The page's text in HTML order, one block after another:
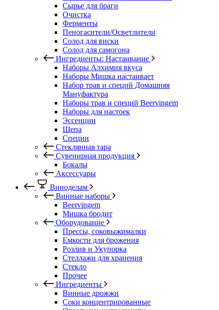
Сырье для браги
Очистка
Ферменты
Пеногасители/Осветлители
Солод для виски
Солод для самогона
Ингредиенты: Настаивание
Наборы Алхимия вкуса
Наборы Мишка настаивает
Набор трав и специй Домашняя
Мануфактура
Наборы трав и специй Beervingem
Наборы для настоек
Эссенции
Щепа
Специи
Стеклянная тара
Сувенирная продукция
Бокалы
Аксессуары
Виноделам
Винные наборы
Beervingem
Мишка бродит
Оборудование
Прессы, соковыжималки
Емкости для брожения
Розлив и Укупорка
Стеллажи для хранения
Стекло
Прочее
Ингредиенты
Винные дрожжи
Соки концентрированные